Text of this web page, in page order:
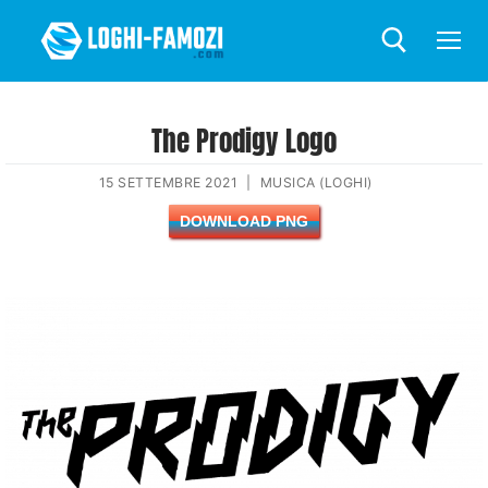
The Prodigy Logo
15 SETTEMBRE 2021 MUSICA (LOGHI)
DOWNLOAD PNG